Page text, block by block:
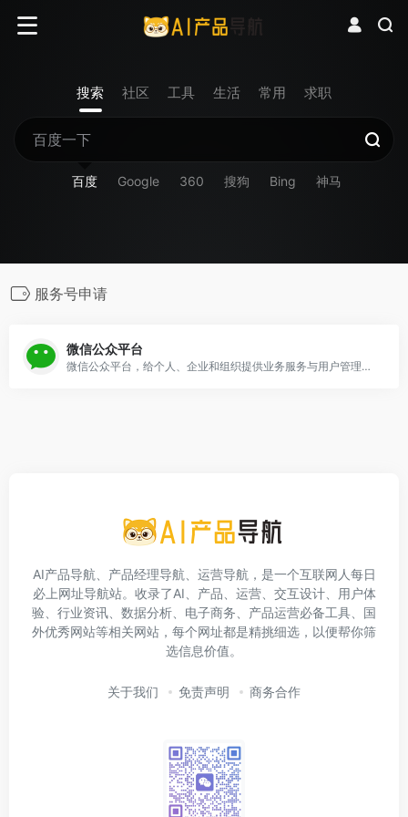
搜索 社区 工具 生活 常用 求职
百度 Google 360 搜狗 Bing 神马
服务号申请
微信公众平台
微信公众平台，给个人、企业和组织提供业务服务与用户管理能力的全新服务平台。
AI产品导航、产品经理导航、运营导航，是一个互联网人每日
必上网址导航站。收录了AI、产品、运营、交互设计、用户体
验、行业资讯、数据分析、电子商务、产品运营必备工具、国
外优秀网站等相关网站，每个网址都是精挑细选，以便帮你筛
选信息价值。
关于我们 免责声明 商务合作